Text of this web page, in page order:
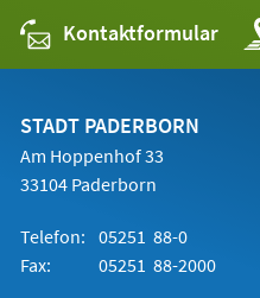
Kontaktformular
in
STADT PADERBORN
Am Hoppenhof 33
33104 Paderborn
Telefon: 05251 88-0
Fax:
05251 88-2000